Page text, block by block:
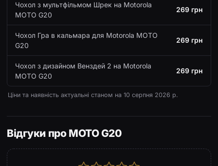
Чохол з мультфільмом Шрек на Motorola
MOTO G20
269 грн
Чохол Гра в кальмара для Motorola MOTO
G20
269 грн
Чохол з дизайном Венздей 2 на Motorola
MOTO G20
269 грн
Ціни та наявність актуальні станом на 10 серпня 2026 р.
Відгуки про MOTO G20